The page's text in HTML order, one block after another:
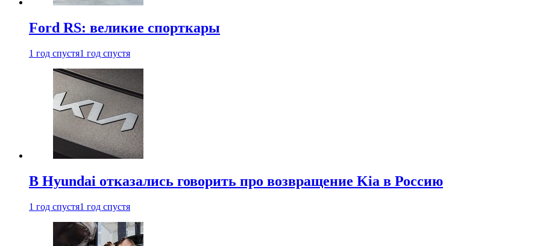
Ford RS: великие спорткары
1 год спустя1 год спустя
В Hyundai отказались говорить про возвращение Kia в Россию
1 год спустя1 год спустя